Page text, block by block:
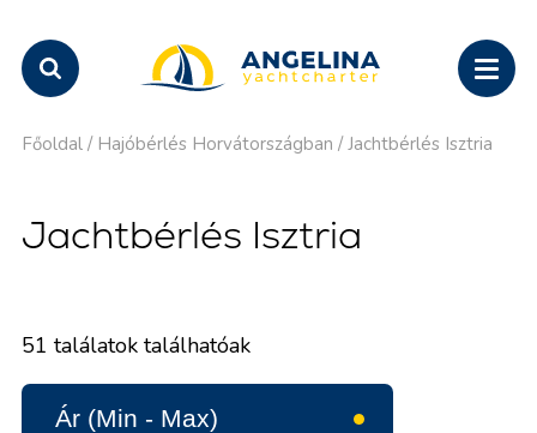
Főoldal / Hajóbérlés Horvátországban / Jachtbérlés Isztria
Jachtbérlés Isztria
51 találatok találhatóak